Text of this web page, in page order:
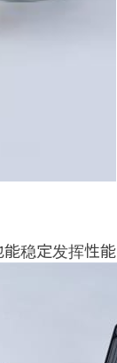
稳定发挥性能